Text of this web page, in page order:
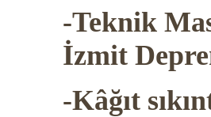
-Teknik
İzmit
-Kâğıt